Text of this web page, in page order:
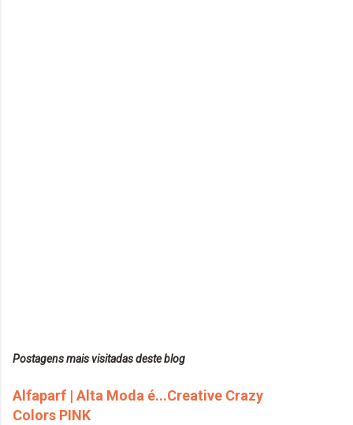
Postagens mais visitadas deste blog
Alfaparf | Alta Moda é...Creative Crazy
Colors PINK